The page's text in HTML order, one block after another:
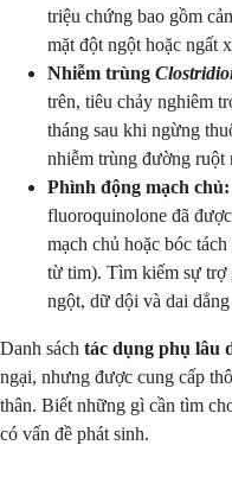
triệu chứng bao gồm
mặt đột ngột hoặc ngất
Nhiễm trùng
trên, tiêu chảy nghiêm
tháng sau khi ngừng
nhiễm trùng đường ruột
Phình động mạch chủ:
fluoroquinolone đã
mạch chủ hoặc bóc
từ tim). Tìm kiếm sự trợ
ngột, dữ dội và dai
Danh sách tác dụng phụ lâu
ngại, nhưng được cung cấp
thân. Biết những gì cần tìm
có vấn đề phát sinh.